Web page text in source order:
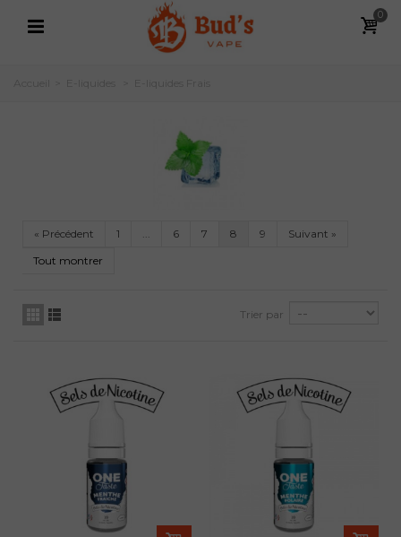
0
« Précédent 1 ... 6 7 8 9 Suivant »
Tout montrer
Trier par